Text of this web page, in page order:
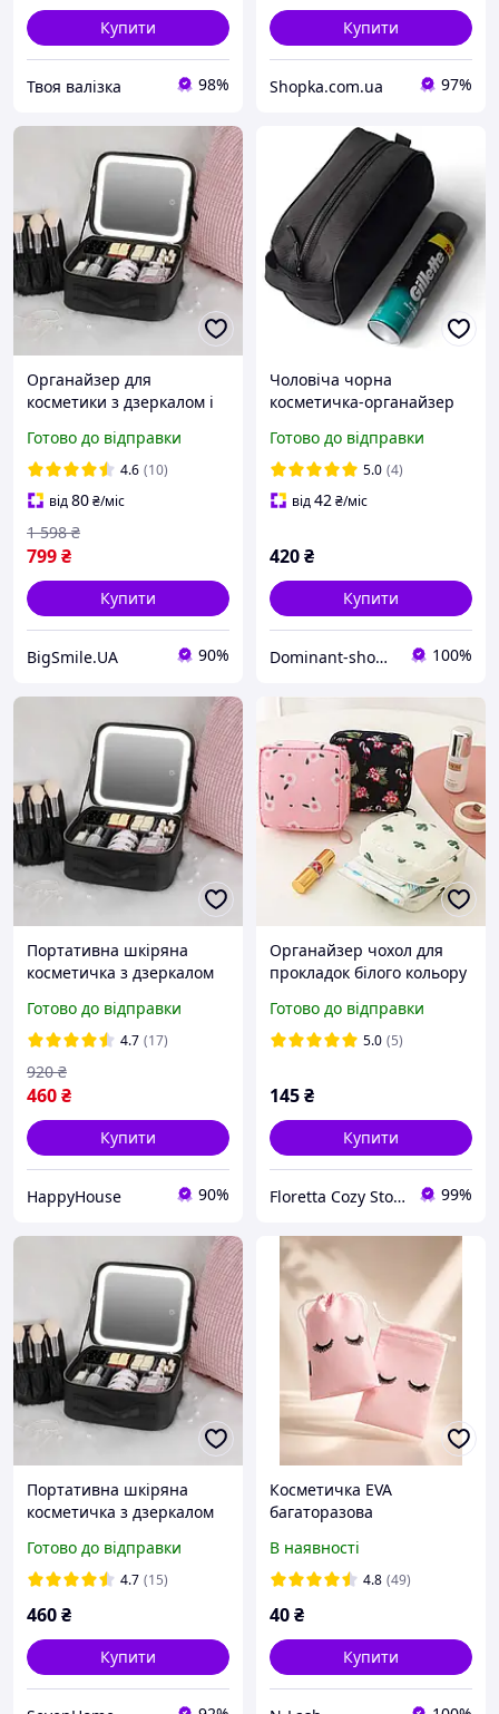
Купити
Твоя валізка 98%
Купити
Shopka.com.ua 97%
Органайзер для
косметики з дзеркалом і
б'юті-кейс для макіяжу та
догляду за собою
Готово до відправки
4.6 (10)
від80₴/міс
799₴
1 598 ₴
Купити
BigSmile.UA 90%
Чоловіча чорна
косметичка-органайзер
тканини Несесер
Готово до відправки
5.0 (4)
від42₴/міс
420₴
Купити
Dominant-shop.com.ua 100%
Портативна шкіряна
косметичка з дзеркалом
26x23x11 см Black HP227
Готово до відправки
4.7 (17)
460₴
920 ₴
Купити
HappyHouse 90%
Органайзер чохол для
прокладок білого кольору
Готово до відправки
5.0 (5)
145₴
Купити
Floretta Cozy Store 99%
Портативна шкіряна
косметичка з дзеркалом
26x23x11 см Black SV227
Готово до відправки
4.7 (15)
460₴
Купити
Косметичка EVA
багаторазова
15х20 см у формі мішечка
В наявності
4.8 (49)
40₴
Купити